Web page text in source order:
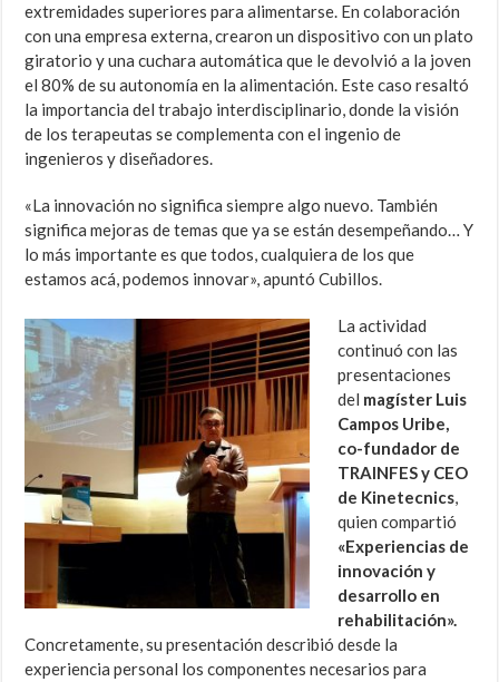
extremidades superiores para alimentarse. En colaboración
con una empresa externa, crearon un dispositivo con un plato
giratorio y una cuchara automática que le devolvió a la joven
el 80% de su autonomía en la alimentación. Este caso resaltó
la importancia del trabajo interdisciplinario, donde la visión
de los terapeutas se complementa con el ingenio de
ingenieros y diseñadores.
«La innovación no significa siempre algo nuevo. También
significa mejoras de temas que ya se están desempeñando… Y
lo más importante es que todos, cualquiera de los que
estamos acá, podemos innovar», apuntó Cubillos.
La actividad
continuó con las
presentaciones
del magíster Luis
Campos Uribe,
co-fundador de
TRAINFES y CEO
de Kinetecnics,
quien compartió
«Experiencias de
innovación y
desarrollo en
rehabilitación».
Concretamente, su presentación describió desde la
experiencia personal los componentes necesarios para